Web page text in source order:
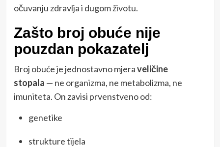
očuvanju zdravlja i dugom životu.
Zašto broj obuće nije
pouzdan pokazatelj
Broj obuće je jednostavno mjeraveličine
stopala — ne organizma, ne metabolizma, ne
imuniteta. On zavisi prvenstveno od:
genetike
strukture tijela